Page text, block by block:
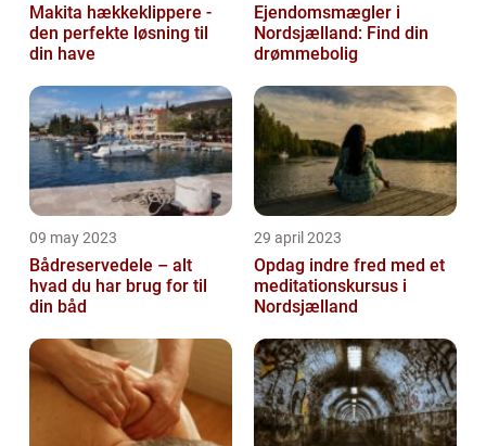
Makita hækkeklippere -
den perfekte løsning til
din have
Ejendomsmægler i
Nordsjælland: Find din
drømmebolig
09 may 2023
Bådreservedele – alt
hvad du har brug for til
din båd
29 april 2023
Opdag indre fred med et
meditationskursus i
Nordsjælland